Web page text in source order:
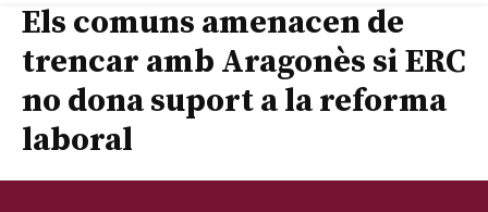
Els comuns amenacen de
trencar amb Aragonès si ERC
no dona suport a la reforma
laboral